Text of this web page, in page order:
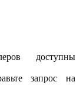
доступны
запрос на